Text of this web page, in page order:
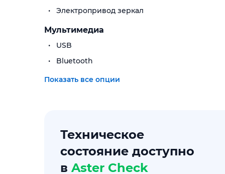
Электропривод зеркал
Мультимедиа
USB
Bluetooth
Показать все опции
Техническое
состояние доступно
в Aster Check